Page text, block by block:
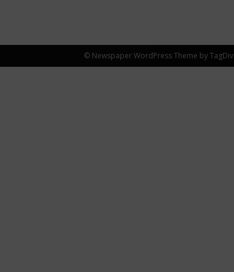
© Newspaper WordPress Theme by TagDiv